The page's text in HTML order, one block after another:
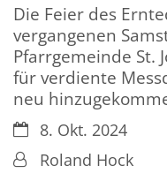
Die Feier des
vergangenen
Pfarrgemeinde St.
für verdiente
neu
Datum:8. Okt. 2024
Von:Roland Hock